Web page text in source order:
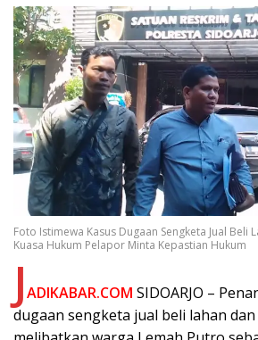
Foto Istimewa Kasus Dugaan Sengketa Jual Beli
Kuasa Hukum Pelapor Minta Kepastian Hukum
JADIKABAR.COM SIDOARJO –
dugaan sengketa jual beli lahan